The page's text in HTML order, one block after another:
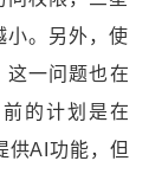
小。另外，使
这一问题也在
的计划是在
供AI功能，但